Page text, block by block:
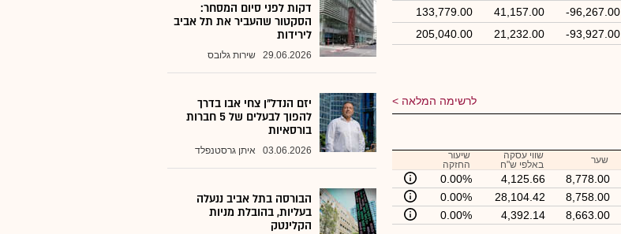
-96,267.00
41,157.00
133,779.00
-93,927.00
21,232.00
205,040.00
לרשימה המלאה
שער
שווי עסקה
באלפי ש"ח
שיעור
החזקה
8,778.00
4,125.66
0.00%
8,758.00
28,104.42
0.00%
8,663.00
4,392.14
0.00%
דקות לפני סיום המסחר:
הסקטור שהעביר את תל אביב
לירידות
29.06.2026 שירות גלובס
יזם הנדל"ן צחי אבו בדרך
להפוך לבעלים של 5 חברות
בורסאיות
03.06.2026 איתן גרסטנפלד
הבורסה בתל אביב ננעלה
בעליות, בהובלת מניות
הקלינטק